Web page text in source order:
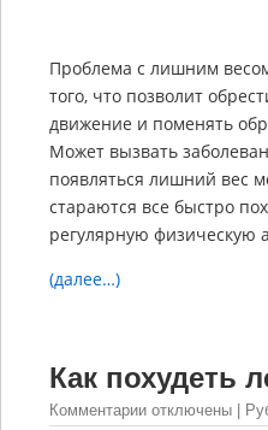
Проблема с лишним
того, что позволит
движение и поменять
Может вызвать
появляться лишний вес
стараются все быстро
регулярную физическую
(далее…)
Как похудеть
Комментарии отключены |